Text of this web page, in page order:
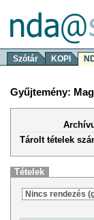
Szótár KOPI
Gyűjtemény:
Tárolt tételek
Tételek